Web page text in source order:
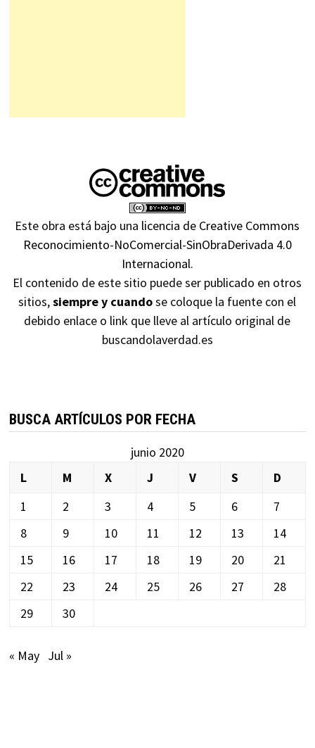
Este obra está bajo una licencia de Creative Commons
Reconocimiento-NoComercial-SinObraDerivada 4.0
Internacional.
El contenido de este sitio puede ser publicado en otros
sitios,siempre y cuandose coloque la fuente con el
debido enlace o link que lleve al artículo original de
buscandolaverdad.es
BUSCA ARTÍCULOS POR FECHA
junio 2020
L
M X J V S
D
1
2 3 4 5 6
7
8
9 10 11 12 13
14
15
16 17 18 19 20
21
22
23 24 25 26 27
28
29
30
« May Jul »